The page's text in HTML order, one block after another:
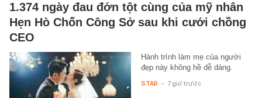
1.374 ngày đau đớn tột cùng của mỹ nhân
Hẹn Hò Chốn Công Sở sau khi cưới chồng
CEO
Hành trình làm mẹ của người
đẹp này không hề dễ dàng.
STAR - 7 giờ trước